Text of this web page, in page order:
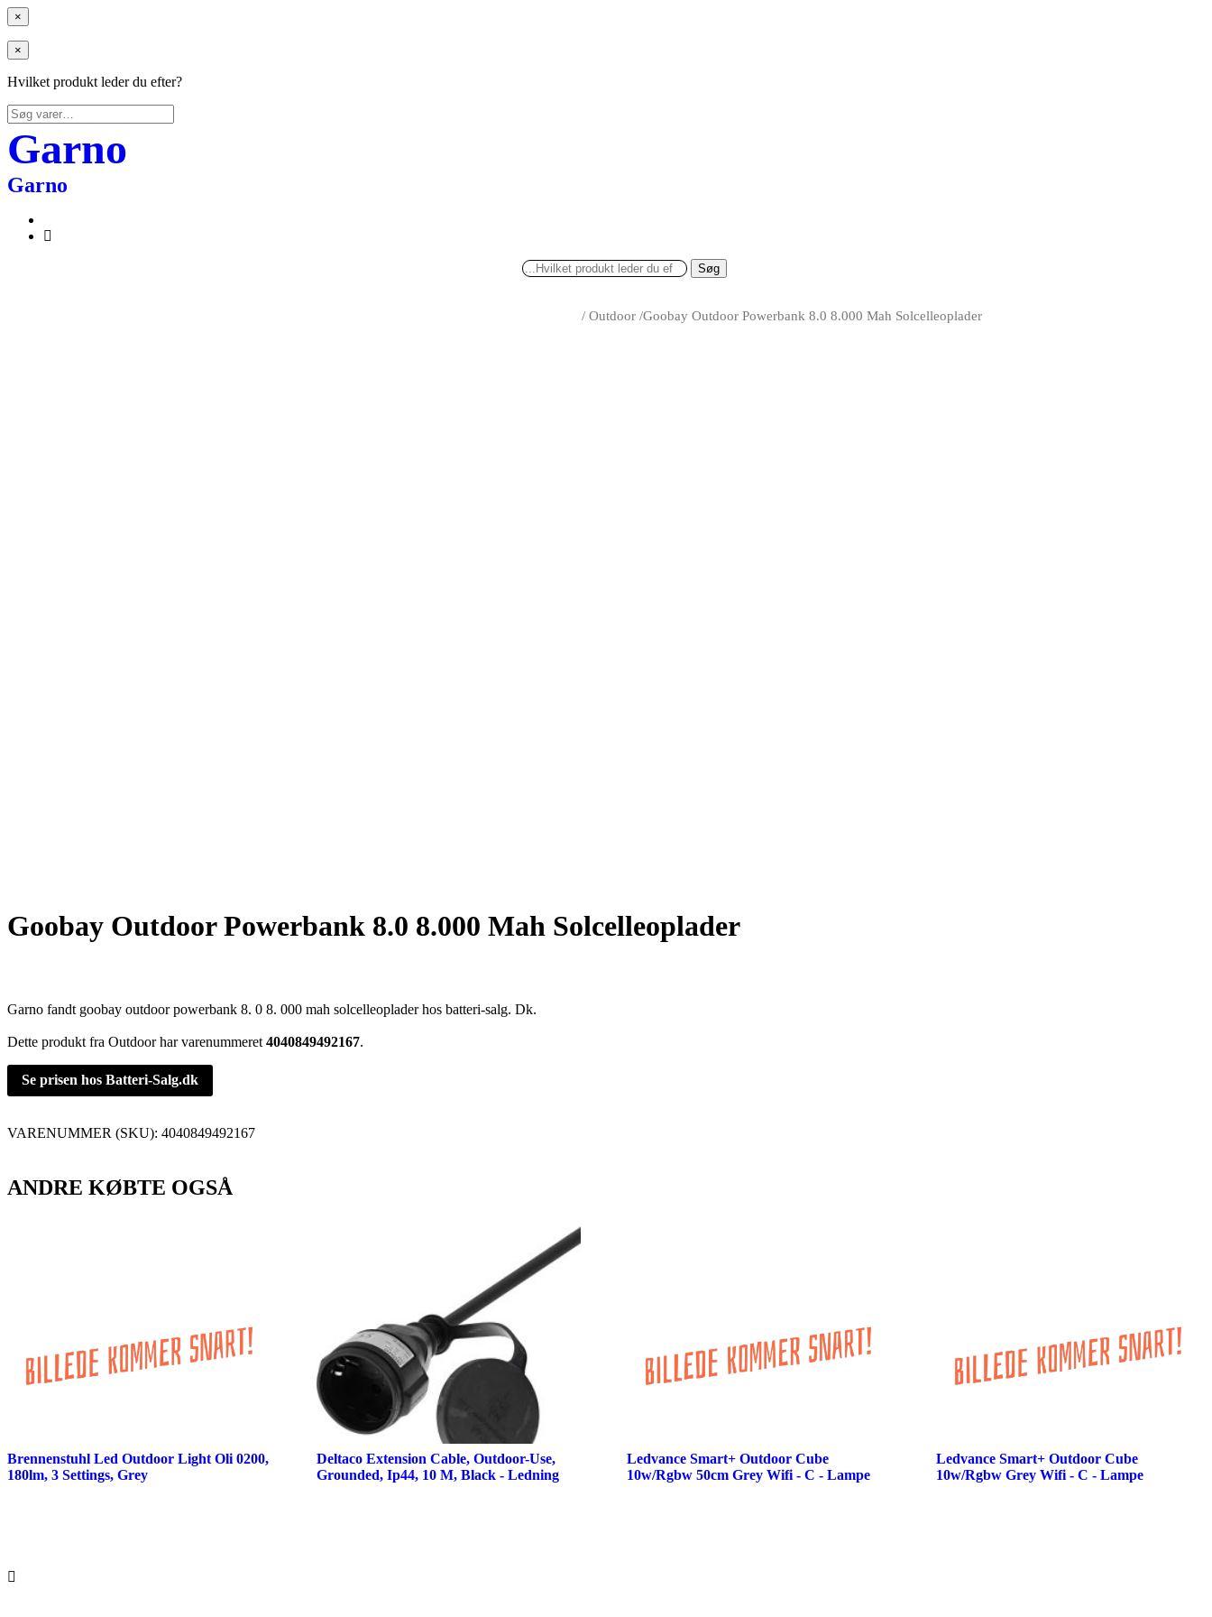
×
×
Hvilket produkt leder du efter?
Søg
efter:
Garno
Garno
Søg
/ Outdoor /Goobay Outdoor Powerbank 8.0 8.000 Mah Solcelleoplader
Goobay Outdoor Powerbank 8.0 8.000 Mah Solcelleoplader
Garno fandt goobay outdoor powerbank 8. 0 8. 000 mah solcelleoplader hos batteri-salg. Dk.
Dette produkt fra Outdoor har varenummeret 4040849492167.
Se prisen hos Batteri-Salg.dk
VARENUMMER (SKU): 4040849492167
ANDRE KØBTE OGSÅ
Brennenstuhl Led Outdoor Light Oli 0200,
180lm, 3 Settings, Grey
Deltaco Extension Cable, Outdoor-Use,
Grounded, Ip44, 10 M, Black - Ledning
Ledvance Smart+ Outdoor Cube
10w/Rgbw 50cm Grey Wifi - C - Lampe
Ledvance Smart+ Outdoor Cube
10w/Rgbw Grey Wifi - C - Lampe